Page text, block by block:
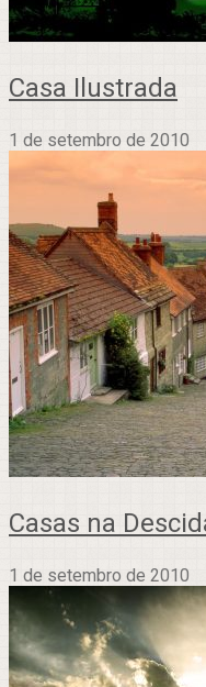
Casa Ilustrada
1 de setembro de 2010
Casas na
1 de setembro de 2010